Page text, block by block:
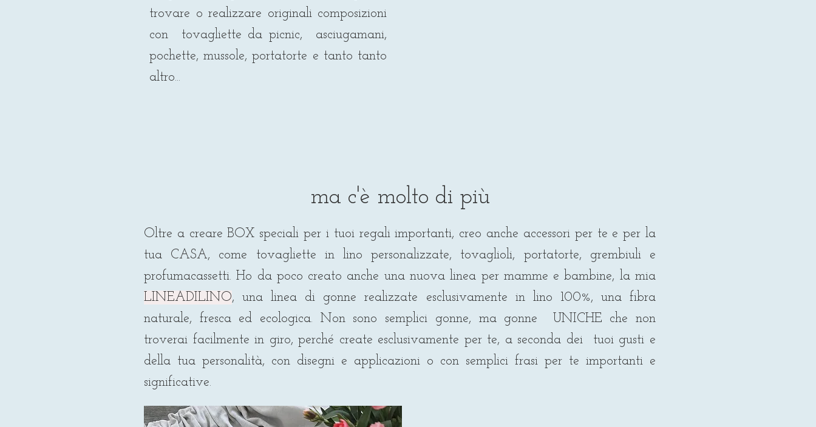
trovare o realizzare originali composizioni
con tovagliette da picnic, asciugamani,
pochette, mussole, portatorte e tanto tanto
altro...
ma c'è molto di più
Oltre a creare BOX speciali per i tuoi regali importanti, creo anche accessori per te e per la
tua CASA, come tovagliette in lino personalizzate, tovaglioli, portatorte, grembiuli e
profumacassetti. Ho da poco creato anche una nuova linea per mamme e bambine, la mia
LINEADILINO, una linea di gonne realizzate esclusivamente in lino 100%, una fibra
naturale, fresca ed ecologica. Non sono semplici gonne, ma gonne UNICHE che non
troverai facilmente in giro, perché create esclusivamente per te, a seconda dei tuoi gusti e
della tua personalità, con disegni e applicazioni o con semplici frasi per te importanti e
significative.